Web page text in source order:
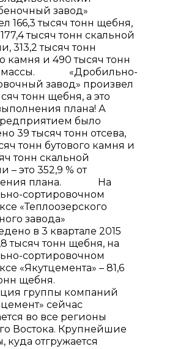
234 50 50
завод»
166,3 тысяч тонн щебня,
тысяч тонн скальной
313,2 тысяч тонн
камня и 490 тысяч тонн
массы. «Дробильно-
завод» произвел
тонн щебня, а это
плана! А
было
39 тысяч тонн отсева,
тонн бутового камня и
тонн скальной
– это 352,9 % от
плана. На
сортировочном
«Теплоозерского
завода»
в 3 квартале 2015
тысяч тонн щебня, на
сортировочном
«Якутцемента» – 81,6
щебня.
группы компаний
сейчас
во все регионы
Востока. Крупнейшие
куда отгружается